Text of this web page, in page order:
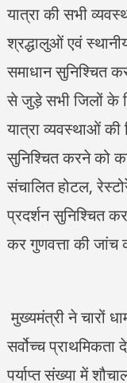
यात्रा की सभी
श्रद्धालुओं एवं
समाधान सुनिश्चित
से जुड़े सभी जिलों के
यात्रा व्यवस्थाओं की
सुनिश्चित करने को
संचालित होटल,
प्रदर्शन सुनिश्चित
कर गुणवत्ता की जांच
मुख्यमंत्री ने चारों
सर्वोच्च प्राथमिकता
पर्याप्त संख्या में